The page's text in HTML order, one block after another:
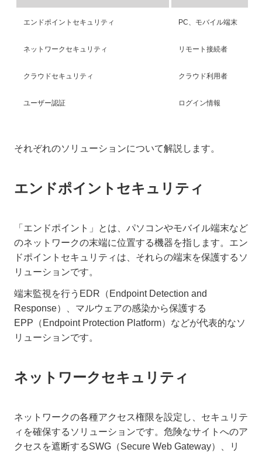
エンドポイントセキュリティ PC、モバイル端末
ネットワークセキュリティ リモート接続者
クラウドセキュリティ クラウド利用者
ユーザー認証 ログイン情報
それぞれのソリューションについて解説します。
エンドポイントセキュリティ
「エンドポイント」とは、パソコンやモバイル端末など
のネットワークの末端に位置する機器を指します。エン
ドポイントセキュリティは、それらの端末を保護するソ
リューションです。
端末監視を行うEDR（Endpoint Detection and
Response）、マルウェアの感染から保護する
EPP（Endpoint Protection Platform）などが代表的なソ
リューションです。
ネットワークセキュリティ
ネットワークの各種アクセス権限を設定し、セキュリテ
ィを確保するソリューションです。危険なサイトへのア
クセスを遮断するSWG（Secure Web Gateway）、リ